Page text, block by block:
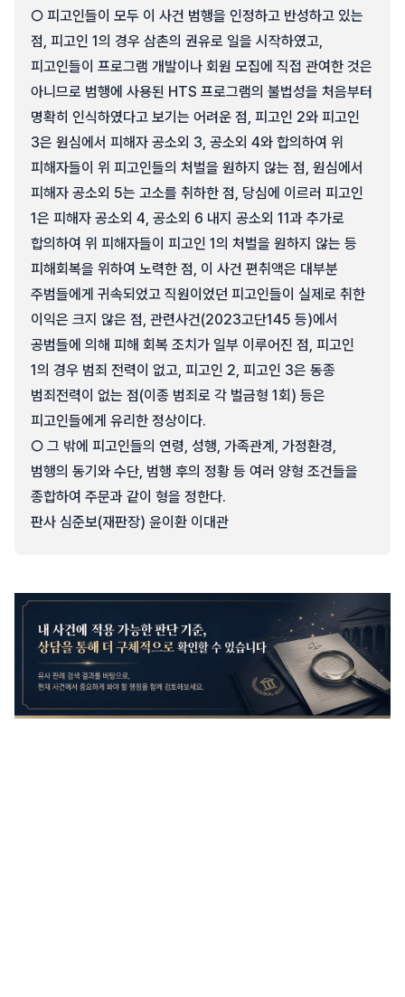
○ 피고인들이 모두 이 사건 범행을 인정하고 반성하고 있는
점, 피고인 1의 경우 삼촌의 권유로 일을 시작하였고,
피고인들이 프로그램 개발이나 회원 모집에 직접 관여한 것은
아니므로 범행에 사용된 HTS 프로그램의 불법성을 처음부터
명확히 인식하였다고 보기는 어려운 점, 피고인 2와 피고인
3은 원심에서 피해자 공소외 3, 공소외 4와 합의하여 위
피해자들이 위 피고인들의 처벌을 원하지 않는 점, 원심에서
피해자 공소외 5는 고소를 취하한 점, 당심에 이르러 피고인
1은 피해자 공소외 4, 공소외 6 내지 공소외 11과 추가로
합의하여 위 피해자들이 피고인 1의 처벌을 원하지 않는 등
피해회복을 위하여 노력한 점, 이 사건 편취액은 대부분
주범들에게 귀속되었고 직원이었던 피고인들이 실제로 취한
이익은 크지 않은 점, 관련사건(2023고단145 등)에서
공범들에 의해 피해 회복 조치가 일부 이루어진 점, 피고인
1의 경우 범죄 전력이 없고, 피고인 2, 피고인 3은 동종
범죄전력이 없는 점(이종 범죄로 각 벌금형 1회) 등은
피고인들에게 유리한 정상이다.
○ 그 밖에 피고인들의 연령, 성행, 가족관계, 가정환경,
범행의 동기와 수단, 범행 후의 정황 등 여러 양형 조건들을
종합하여 주문과 같이 형을 정한다.
판사 심준보(재판장) 윤이환 이대관